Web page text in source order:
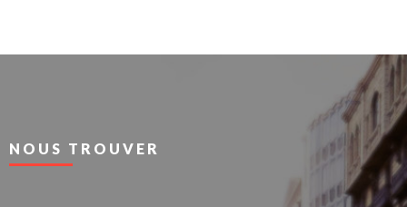
NOUS TROUVER